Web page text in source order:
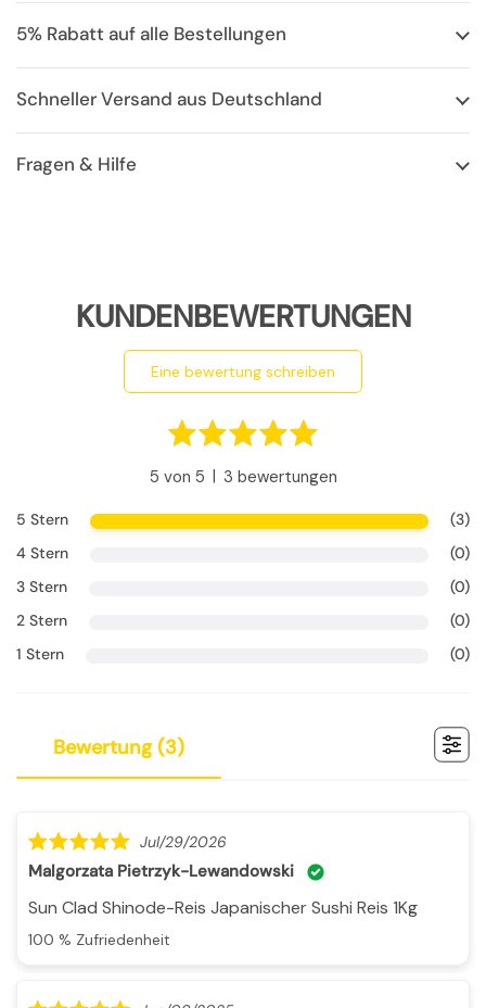
5% Rabatt auf alle Bestellungen
Schneller Versand aus Deutschland
Fragen & Hilfe
KUNDENBEWERTUNGEN
eine bewertung schreiben
5 von 5 | 3 bewertungen
5 Stern
(3)
4 Stern
(0)
3 Stern
(0)
2 Stern
(0)
1 Stern
(0)
bewertung (3)
Jul/29/2026
Malgorzata Pietrzyk-Lewandowski
Sun Clad Shinode-Reis Japanischer Sushi Reis 1Kg
100 % Zufriedenheit